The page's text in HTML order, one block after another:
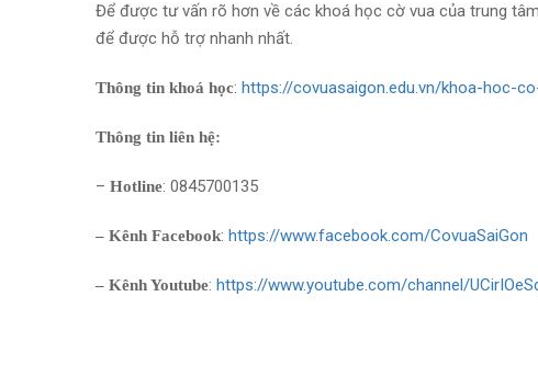
Để được tư vấn rõ hơn về các khoá học cờ vua của trung
để được hỗ trợ nhanh nhất.
Thông tin khoá học: https://covuasaigon.edu.vn/khoa-hoc-
Thông tin liên hệ:
– Hotline: 0845700135
– Kênh Facebook: https://www.facebook.com/CovuaSaiGon
– Kênh Youtube: https://www.youtube.com/channel/